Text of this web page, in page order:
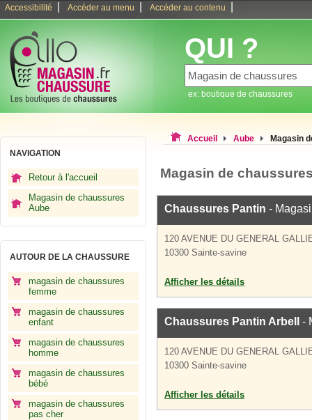
Accessibilité Accéder au menu Accéder au contenu
QUI ?
ex: boutique de chaussures
NAVIGATION
Retour à l'accueil
Magasin de chaussures
Aube
AUTOUR DE LA CHAUSSURE
magasin de chaussures
femme
magasin de chaussures
enfant
magasin de chaussures
homme
magasin de chaussures
bébé
magasin de chaussures
pas cher
Accueil Aube Magasin
Magasin de
Chaussures Pantin -
120 AVENUE DU GENERAL
10300 Sainte-savine
Afficher les détails
Chaussures Pantin Arbell -
120 AVENUE DU GENERAL
10300 Sainte-savine
Afficher les détails